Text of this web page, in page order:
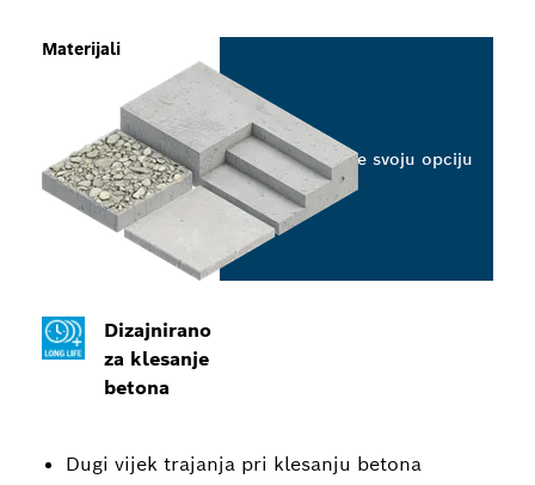
Dizajnirano
za klesanje
betona
Dugi vijek trajanja pri klesanju betona
Materijali
Odaberite svoju opciju